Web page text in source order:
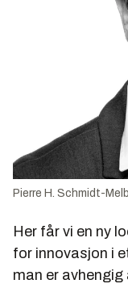
Pierre H. Schmidt-
Her får vi en ny
for innovasjon i
man er